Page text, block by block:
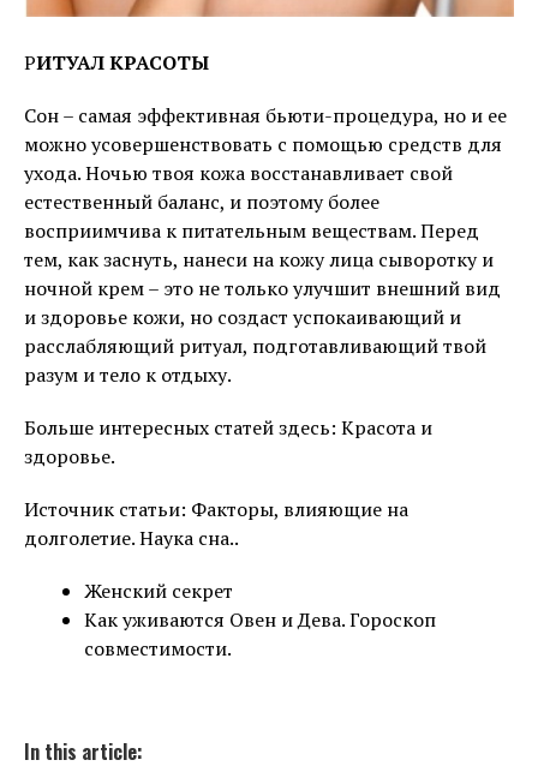
РИТУАЛ КРАСОТЫ
Сон – самая эффективная бьюти-процедура, но и ее
можно усовершенствовать с помощью средств для
ухода. Ночью твоя кожа восстанавливает свой
естественный баланс, и поэтому более
восприимчива к питательным веществам. Перед
тем, как заснуть, нанеси на кожу лица сыворотку и
ночной крем – это не только улучшит внешний вид
и здоровье кожи, но создаст успокаивающий и
расслабляющий ритуал, подготавливающий твой
разум и тело к отдыху.
Больше интересных статей здесь: Красота и
здоровье.
Источник статьи: Факторы, влияющие на
долголетие. Наука сна..
Женский секрет
Как уживаются Овен и Дева. Гороскоп
совместимости.
In this article: